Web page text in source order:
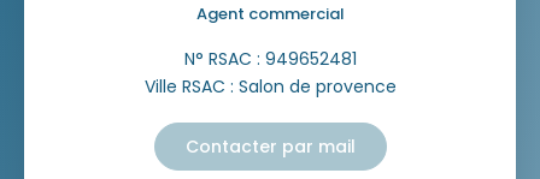
Agent commercial
N° RSAC : 949652481
Ville RSAC : Salon de provence
Contacter par mail